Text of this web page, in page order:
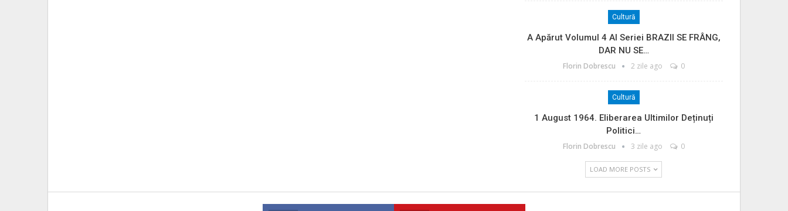
Cultură
A Apărut Volumul 4 Al Seriei BRAZII SE FRÂNG,
DAR NU SE…
Florin Dobrescu 2 zile ago 0
Cultură
1 August 1964. Eliberarea Ultimilor Deținuți
Politici…
Florin Dobrescu 3 zile ago 0
LOAD MORE POSTS